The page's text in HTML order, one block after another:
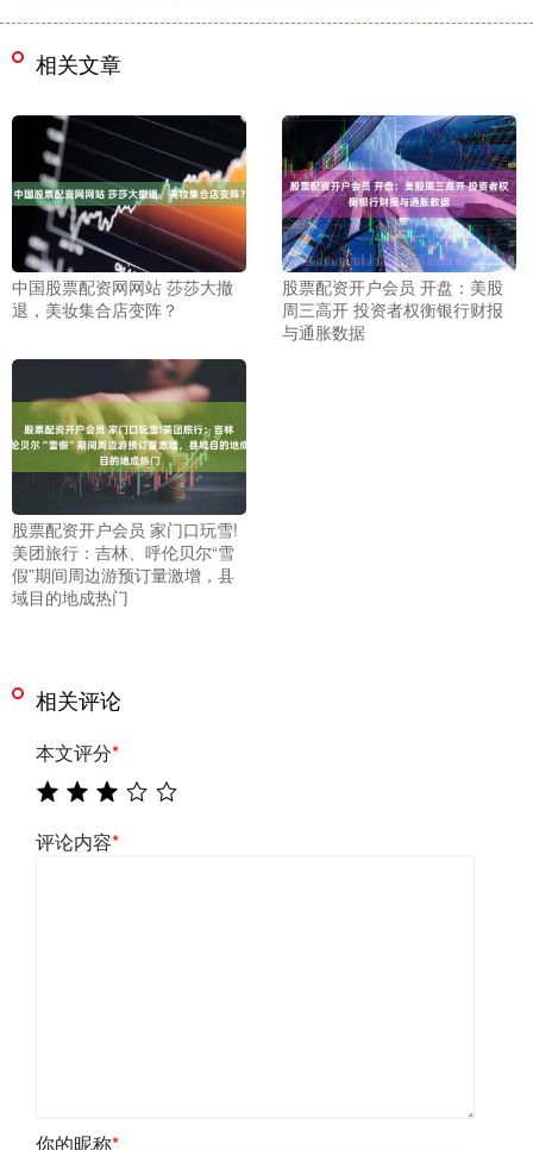
相关文章
中国股票配资网网站 莎莎大撤
退，美妆集合店变阵？
股票配资开户会员 开盘：美股
周三高开 投资者权衡银行财报
与通胀数据
股票配资开户会员 家门口玩雪!
美团旅行：吉林、呼伦贝尔“雪
假”期间周边游预订量激增，县
域目的地成热门
相关评论
本文评分*
评论内容*
你的昵称*